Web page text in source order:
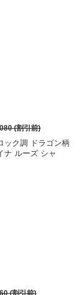
(割引前)
ック調 ドラゴン柄
ナ ルーズ シャ